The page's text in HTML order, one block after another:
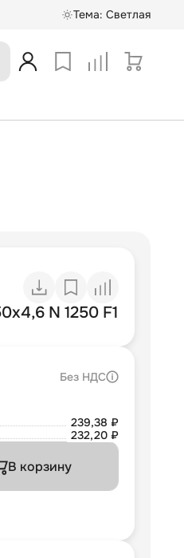
Тема: Светлая
N 1250 F1
Без НДС
239,38 ₽
232,20 ₽
В корзину